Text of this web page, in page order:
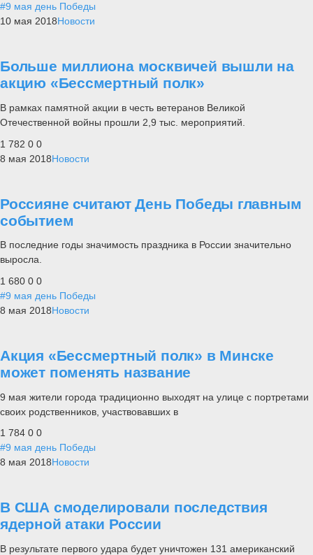
#9 мая день Победы
10 мая 2018Новости
Больше миллиона москвичей вышли на
акцию «Бессмертный полк»
В рамках памятной акции в честь ветеранов Великой
Отечественной войны прошли 2,9 тыс. мероприятий.
1 782 0 0
8 мая 2018Новости
Россияне считают День Победы главным
событием
В последние годы значимость праздника в России значительно
выросла.
1 680 0 0
#9 мая день Победы
8 мая 2018Новости
Акция «Бессмертный полк» в Минске
может поменять название
9 мая жители города традиционно выходят на улице с портретами
своих родственников, участвовавших в
1 784 0 0
#9 мая день Победы
8 мая 2018Новости
В США смоделировали последствия
ядерной атаки России
В результате первого удара будет уничтожен 131 американский